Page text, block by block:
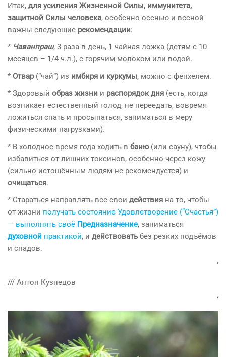
Итак, для усиления Жизненной Силы, иммунитета,
защитной Силы человека, особенно осенью и весной
важны следующие рекомендации:
* Чаванпраш, 3 раза в день, 1 чайная ложка (детям с 10
месяцев – 1/4 ч.л.), с горячим молоком или водой.
* Отвар(“чай”) из имбиря и куркумы, можно с фенхелем.
* Здоровый образ жизни и распорядок дня (есть, когда
возникает естественный голод, не переедать, вовремя
ложиться спать и просыпаться, заниматься в меру
физическими нагрузками).
* В холодное время года ходить в баню(или сауну), чтобы
избавиться от лишних токсинов, особенно через кожу
(сильно истощённым людям не рекомендуется) и
очищаться.
* Стараться направлять все свои действия на то, чтобы
от жизни получать состояние Удовлетворение (“Счастья”)
— выполнять своё Предназначение, заниматься
духовной практикой, и действовать без резких подъёмов
и спадов.
‘
/// Антон Кузнецов
‘